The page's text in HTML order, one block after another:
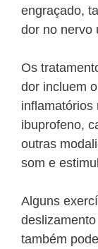
engraçado,
dor no nervo
Os
dor incluem
inflamatórios
ibuprofeno,
outras
som e
Alguns
também